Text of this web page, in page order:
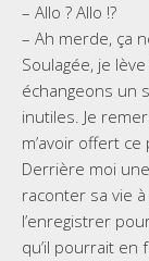
– Allo ? Allo !?
– Ah merde, ça
Soulagée, je
échangeons un
inutiles. Je
m’avoir offert
Derrière moi
raconter sa vie
l’enregistrer
qu’il pourrait en